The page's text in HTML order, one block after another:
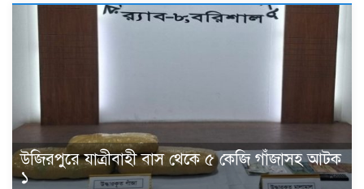
উজিরপুরে যাত্রীবাহী বাস থেকে ৫ কেজি গাঁজাসহ আটক
১